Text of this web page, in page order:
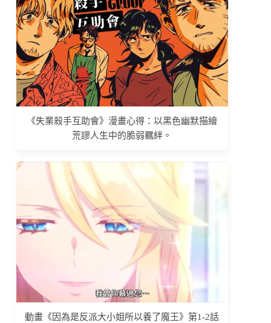
《失業殺手互助會》漫畫心得：以黑色幽默描繪
荒謬人生中的脆弱羈絆。
動畫《因為是反派大小姐所以養了魔王》第1-2話